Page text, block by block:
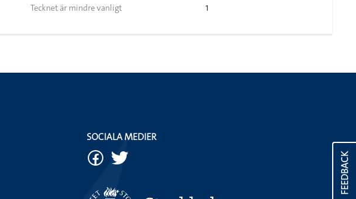
Tecknet är mindre vanligt 1
FEEDBACK
SOCIALA MEDIER